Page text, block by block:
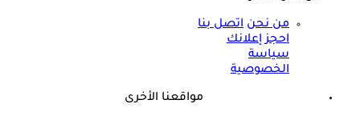
من نحن اتصل بنا
احجز إعلانك
سياسة
الخصوصية
مواقعنا الأخرى